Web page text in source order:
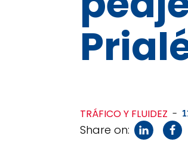
TRÁFICO Y FLUIDEZ -
Share on: